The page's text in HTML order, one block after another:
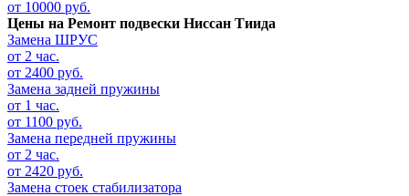
от 10000 руб.
Цены на Ремонт подвески Ниссан Тиида
Замена ШРУС
от 2 час.
от 2400 руб.
Замена задней пружины
от 1 час.
от 1100 руб.
Замена передней пружины
от 2 час.
от 2420 руб.
Замена стоек стабилизатора